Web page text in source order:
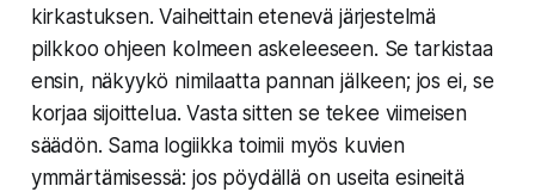
kirkastuksen. Vaiheittain etenevä järjestelmä
pilkkoo ohjeen kolmeen askeleeseen. Se tarkistaa
ensin, näkyykö nimilaatta pannan jälkeen; jos ei, se
korjaa sijoittelua. Vasta sitten se tekee viimeisen
säädön. Sama logiikka toimii myös kuvien
ymmärtämisessä: jos pöydällä on useita esineitä